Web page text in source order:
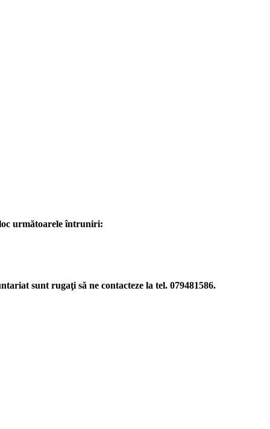
următoarele întruniri:
sunt rugaţi să ne contacteze la tel. 079481586.